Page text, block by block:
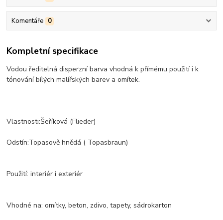
Komentáře 0
Kompletní specifikace
Vodou ředitelná disperzní barva vhodná k přímému použití i k
tónování bílých malířských barev a omítek.
Vlastnosti:Šeříková (Flieder)
Odstín:Topasově hnědá ( Topasbraun)
Použití: interiér i exteriér
Vhodné na: omítky, beton, zdivo, tapety, sádrokarton